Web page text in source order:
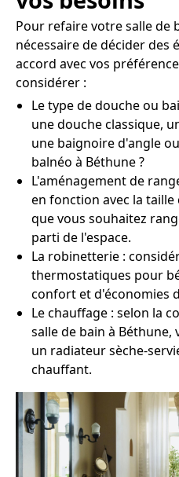
Pour refaire votre salle de
nécessaire de décider
accord avec vos
considérer :
Le type de douche ou
une douche classique,
une baignoire d'angle
balnéo à Béthune ?
L'aménagement de
en fonction avec la
que vous souhaitez
parti de l'espace.
La robinetterie :
thermostatiques pour
confort et d'économies
Le chauffage : selon la
salle de bain à
un radiateur sèche-
chauffant.